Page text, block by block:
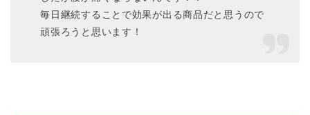
毎日継続することで効果が出る商品だと思うので
頑張ろうと思います！